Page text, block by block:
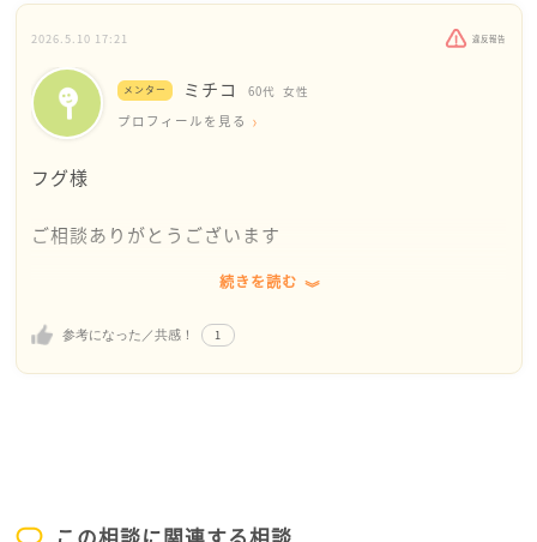
2026.5.10 17:21 違反報告
メンター ミチコ 60代 女性
プロフィールを見る
フグ様
ご相談ありがとうございます
本当の自分を出す勇気が無いとお感じですが、誰でも
そうなのではないでしょうか。他人の前での顔、家族
の前での顔、職場での顔などを皆さん使い分けて演じ
ながら生活していると思います。
続きを読む
参考になった／共感！ 1